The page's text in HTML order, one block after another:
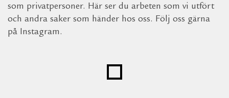
som privatpersoner. Här ser du arbeten som vi utfört
och andra saker som händer hos oss. Följ oss gärna
på Instagram.